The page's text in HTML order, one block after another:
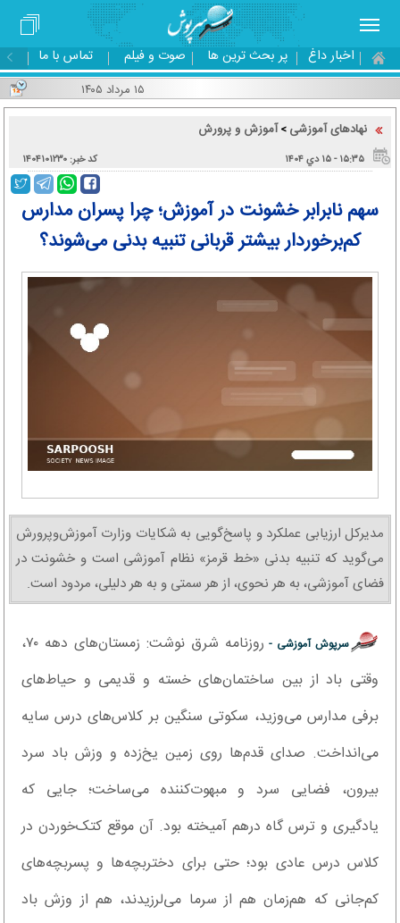
اخبار داغ پر بحث ترین ها صوت و فیلم تماس با ما
نهادهای آموزشی >آموزش و پرورش
۱۵:۳۵ - ۱۵ دي ۱۴۰۴ کد خبر: ۱۴۰۴۱۰۱۲۳۰
سهم نابرابر خشونت در آموزش؛ چرا پسران مدارس
کم‌برخوردار بیشتر قربانی تنبیه بدنی می‌شوند؟
مدیرکل ارزیابی عملکرد و پاسخ‌گویی به شکایات وزارت آموزش‌وپرورش
می‌گوید که تنبیه بدنی «خط قرمز» نظام آموزشی است و خشونت در
فضای آموزشی، به هر نحوی، از هر سمتی و به هر دلیلی، مردود است.
سرپوش آموزشی -
روزنامه شرق نوشت: زمستان‌های دهه ۷۰،
وقتی باد از بین ساختمان‌های خسته و قدیمی و حیاط‌های
برفی مدارس می‌وزید، سکوتی سنگین بر کلاس‌های درس سایه
می‌انداخت. صدای قدم‌ها روی زمین یخ‌زده و وزش باد سرد
بیرون، فضایی سرد و مبهوت‌کننده می‌ساخت؛ جایی که
یادگیری و ترس گاه درهم آمیخته بود. آن موقع کتک‌خوردن در
کلاس درس عادی بود؛ حتی برای دختربچه‌ها و پسربچه‌های
کم‌جانی که هم‌زمان هم از سرما می‌لرزیدند، هم از وزش باد